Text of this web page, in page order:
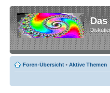
Foren-Übersicht • Aktive Themen